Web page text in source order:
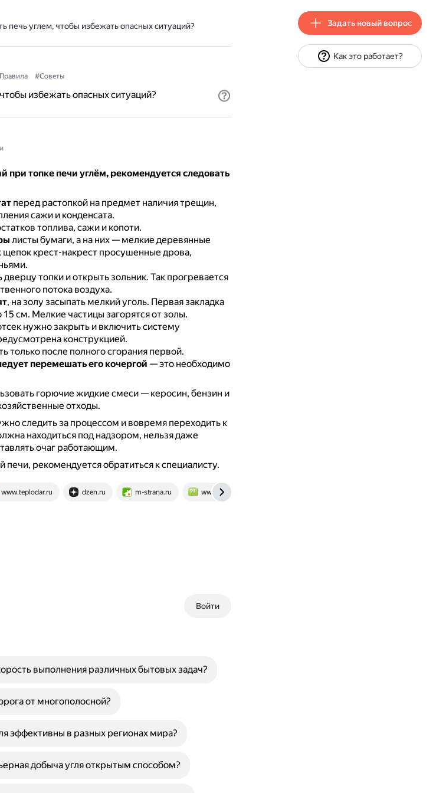
печь углем, чтобы избежать опасных ситуаций?
#Советы
избежать опасных ситуаций?
при топке печи углём, рекомендуется следовать
перед растопкой на предмет наличия трещин,
сажи и конденсата.
топлива, сажи и копоти.
листы бумаги, а на них — мелкие деревянные
крест-накрест просушенные дрова,
дверцу топки и открыть зольник. Так прогревается
потока воздуха.
, на золу засыпать мелкий уголь. Первая закладка
15 см. Мелкие частицы загорятся от золы.
нужно закрыть и включить систему
конструкцией.
только после полного сгорания первой.
перемешать его кочергой — это необходимо
горючие жидкие смеси — керосин, бензин и
отходы.
следить за процессом и вовремя переходить к
находиться под надзором, нельзя даже
очаг работающим.
рекомендуется обратиться к специалисту.
www.teplodar.ru dzen.ru m-strana.ru www.bolshoyvopros.ru
Войти
выполнения различных бытовых задач?
от многополосной?
эффективны в разных регионах мира?
добыча угля открытым способом?
Задать новый вопрос
Как это работает?